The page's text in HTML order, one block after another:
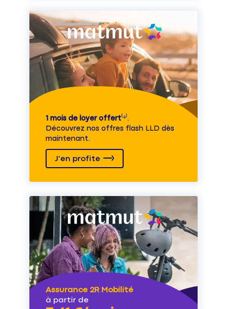
1 mois de loyer offert⁽⁴⁾.
Découvrez nos offres flash LLD dès
maintenant.
J'en profite
Assurance 2R Mobilité
à partir de